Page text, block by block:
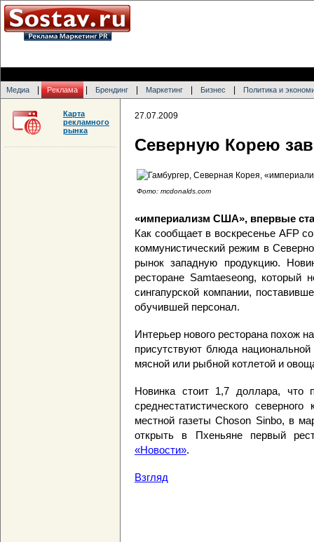
Медиа Реклама Брендинг Маркетинг Бизнес Политика и
27.07.2009
Северную Корею
Фото: mcdonalds.com
«империализм США», впервые
Как сообщает в воскресенье AFP
коммунистический режим в
рынок западную продукцию.
ресторане Samtaeseong, который
сингапурской компании,
обучившей персонал.
Интерьер нового ресторана похож
присутствуют блюда
мясной или рыбной котлетой и
Новинка стоит 1,7 доллара, что
среднестатистического
местной газеты Choson Sinbo, в
открыть в Пхеньяне первый
«Новости».
Взгляд
Карта
рекламного
рынка